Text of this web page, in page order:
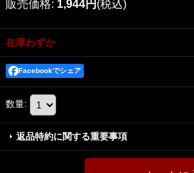
販売価格: 1,944円 (税込)
在庫わずか
Facebookでシェア
数量:
返品特約に関する重要事項